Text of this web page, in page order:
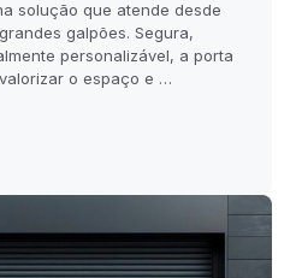
solução que atende desde
galpões. Segura,
personalizável, a porta
o espaço e …